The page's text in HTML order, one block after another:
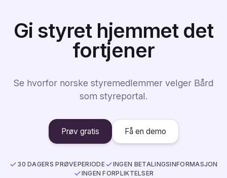
Gi styret hjemmet det
fortjener
Se hvorfor norske styremedlemmer velger Bård
som styreportal.
Prøv gratis Få en demo
30 DAGERS PRØVEPERIODE
INGEN BETALINGSINFORMASJON
INGEN FORPLIKTELSER